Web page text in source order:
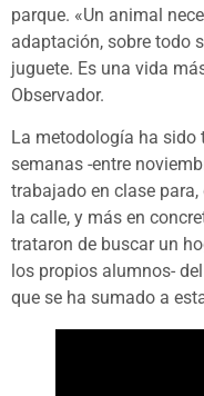
parque. «Un animal
adaptación, sobre todo
juguete. Es una vida
Observador.
La metodología ha sido
semanas -entre
trabajado en clase
la calle, y más en
trataron de buscar un
los propios alumnos-
que se ha sumado a